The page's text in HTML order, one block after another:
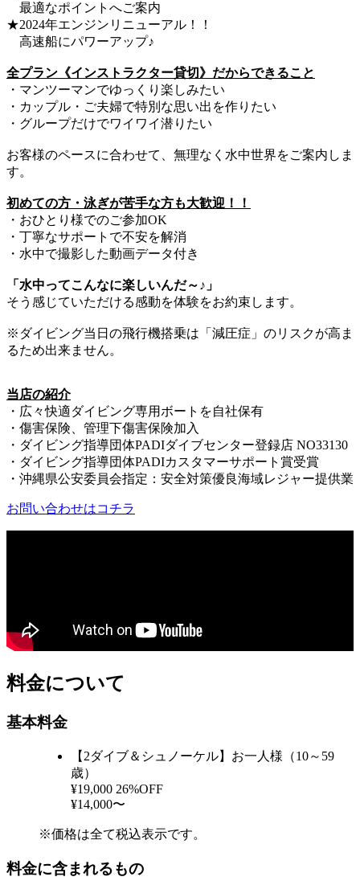
最適なポイントへご案内
★2024年エンジンリニューアル！！
高速船にパワーアップ♪
全プラン《インストラクター貸切》だからできること
・マンツーマンでゆっくり楽しみたい
・カップル・ご夫婦で特別な思い出を作りたい
・グループだけでワイワイ潜りたい
お客様のペースに合わせて、無理なく水中世界をご案内しま
す。
初めての方・泳ぎが苦手な方も大歓迎！！
・おひとり様でのご参加OK
・丁寧なサポートで不安を解消
・水中で撮影した動画データ付き
「水中ってこんなに楽しいんだ～♪」
そう感じていただける感動を体験をお約束します。
※ダイビング当日の飛行機搭乗は「減圧症」のリスクが高ま
るため出来ません。
当店の紹介
・広々快適ダイビング専用ボートを自社保有
・傷害保険、管理下傷害保険加入
・ダイビング指導団体PADIダイブセンター登録店 NO33130
・ダイビング指導団体PADIカスタマーサポート賞受賞
・沖縄県公安委員会指定：安全対策優良海域レジャー提供業
お問い合わせはコチラ
料金について
基本料金
【2ダイブ＆シュノーケル】お一人様（10～59
歳）
¥19,000 26%OFF
¥14,000〜
※価格は全て税込表示です。
料金に含まれるもの